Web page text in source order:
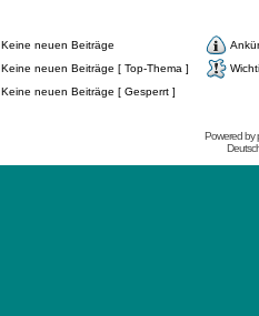
Keine neuen Beiträge
Keine neuen Beiträge [ Top-Thema ]
Keine neuen Beiträge [ Gesperrt ]
Powered by